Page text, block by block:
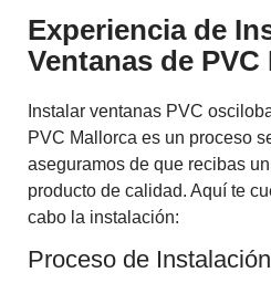
Experiencia de
Ventanas de
Instalar ventanas PVC
PVC Mallorca es un proceso
aseguramos de que recibas
producto de calidad. Aquí te
cabo la instalación:
Proceso de Instalación